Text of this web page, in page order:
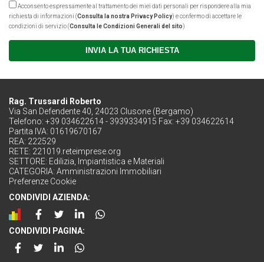
Acconsento espressamente al trattamento dei miei dati personali per rispondere alla mia
richiesta di informazioni (Consulta la nostra Privacy Policy) e confermo di accettare le
condizioni di servizio (Consulta le Condizioni Generali del sito)
INVIA LA TUA RICHIESTA
Rag. Trussardi Roberto
Via San Defendente 40, 24023 Clusone (Bergamo)
Telefono: +39 034622614 - 3939334915 Fax: +39 034622614
Partita IVA: 01619670167
REA: 222529
RETE: 221019.reteimprese.org
SETTORE: Edilizia, Impiantistica e Materiali
CATEGORIA: Amministrazioni Immobiliari
Preferenze Cookie
CONDIVIDI AZIENDA:
CONDIVIDI PAGINA: